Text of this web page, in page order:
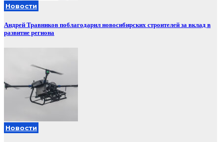
Новости
Андрей Травников поблагодарил новосибирских строителей за вклад в
развитие региона
Новости